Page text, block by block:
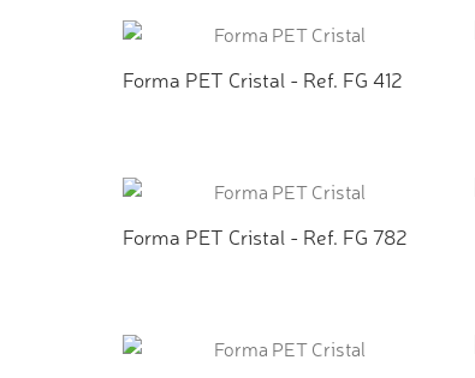
Forma PET Cristal - Ref. FG 412
Forma PET Cristal - Ref. FG 782